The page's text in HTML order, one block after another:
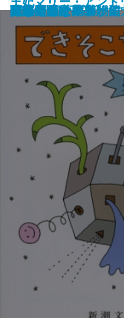
錦繍
天北原野〔上〕
天北原野〔下〕
バッハ―カラー版
〔上〕
〔下〕
破船
もう一つの出会い
あほうがらす
驟り雨
できそこない博物館
キャリー
夜光の階段〔上〕
夜光の階段〔下〕
ミステリー列車が消
鹿鳴館
真昼の悪魔
私の美の世界
日本のたくみ
開幕ベルは華やかに